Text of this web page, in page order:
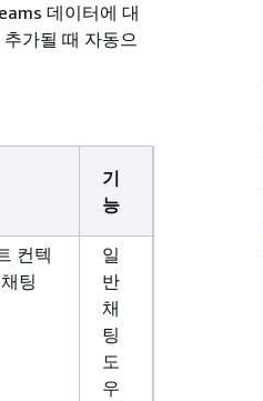
데이터에 대
가될 때 자동으
기
능
컨텍
팅
일
반
채
팅
도
우